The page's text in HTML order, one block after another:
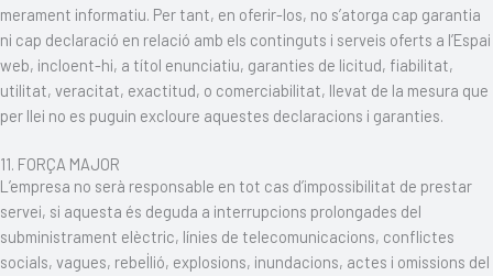
merament informatiu. Per tant, en oferir-los, no s’atorga cap garantia
ni cap declaració en relació amb els continguts i serveis oferts a l’Espai
web, incloent-hi, a títol enunciatiu, garanties de licitud, fiabilitat,
utilitat, veracitat, exactitud, o comerciabilitat, llevat de la mesura que
per llei no es puguin excloure aquestes declaracions i garanties.
11. FORÇA MAJOR
L’empresa no serà responsable en tot cas d’impossibilitat de prestar
servei, si aquesta és deguda a interrupcions prolongades del
subministrament elèctric, línies de telecomunicacions, conflictes
socials, vagues, rebel·lió, explosions, inundacions, actes i omissions del